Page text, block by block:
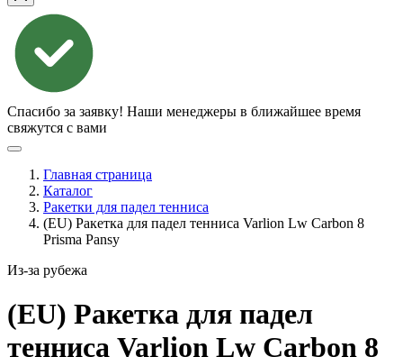
Спасибо за заявку! Наши менеджеры в ближайшее время
свяжутся с вами
Главная страница
Каталог
Ракетки для падел тенниса
(EU) Ракетка для падел тенниса Varlion Lw Carbon 8
Prisma Pansy
Из-за рубежа
(EU) Ракетка для падел
тенниса Varlion Lw Carbon 8